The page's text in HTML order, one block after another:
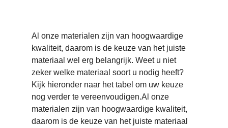
Al onze materialen zijn van hoogwaardige
kwaliteit, daarom is de keuze van het juiste
materiaal wel erg belangrijk. Weet u niet
zeker welke materiaal soort u nodig heeft?
Kijk hieronder naar het tabel om uw keuze
nog verder te vereenvoudigen.Al onze
materialen zijn van hoogwaardige kwaliteit,
daarom is de keuze van het juiste materiaal